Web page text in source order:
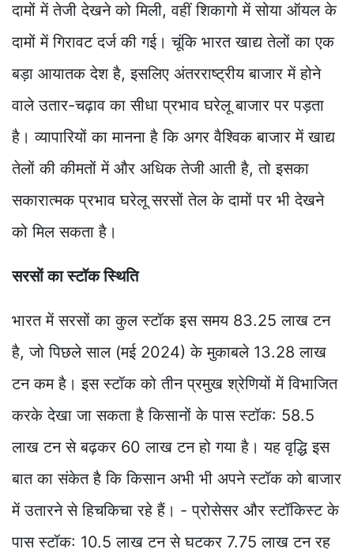
दामों में तेजी देखने को मिली, वहीं शिकागो में सोया ऑयल के
दामों में गिरावट दर्ज की गई। चूंकि भारत खाद्य तेलों का एक
बड़ा आयातक देश है, इसलिए अंतरराष्ट्रीय बाजार में होने
वाले उतार-चढ़ाव का सीधा प्रभाव घरेलू बाजार पर पड़ता
है। व्यापारियों का मानना है कि अगर वैश्विक बाजार में खाद्य
तेलों की कीमतों में और अधिक तेजी आती है, तो इसका
सकारात्मक प्रभाव घरेलू सरसों तेल के दामों पर भी देखने
को मिल सकता है।
सरसों का स्टॉक स्थिति
भारत में सरसों का कुल स्टॉक इस समय 83.25 लाख टन
है, जो पिछले साल (मई 2024) के मुकाबले 13.28 लाख
टन कम है। इस स्टॉक को तीन प्रमुख श्रेणियों में विभाजित
करके देखा जा सकता है किसानों के पास स्टॉक: 58.5
लाख टन से बढ़कर 60 लाख टन हो गया है। यह वृद्धि इस
बात का संकेत है कि किसान अभी भी अपने स्टॉक को बाजार
में उतारने से हिचकिचा रहे हैं। - प्रोसेसर और स्टॉकिस्ट के
पास स्टॉक: 10.5 लाख टन से घटकर 7.75 लाख टन रह